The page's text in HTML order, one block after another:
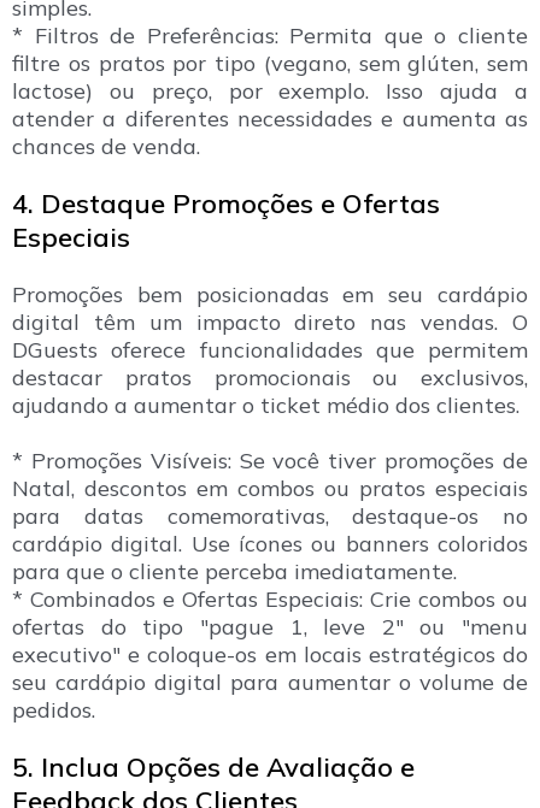
simples.
* Filtros de Preferências: Permita que o cliente
filtre os pratos por tipo (vegano, sem glúten, sem
lactose) ou preço, por exemplo. Isso ajuda a
atender a diferentes necessidades e aumenta as
chances de venda.
4. Destaque Promoções e Ofertas
Especiais
Promoções bem posicionadas em seu cardápio
digital têm um impacto direto nas vendas. O
DGuests oferece funcionalidades que permitem
destacar pratos promocionais ou exclusivos,
ajudando a aumentar o ticket médio dos clientes.
* Promoções Visíveis: Se você tiver promoções de
Natal, descontos em combos ou pratos especiais
para datas comemorativas, destaque-os no
cardápio digital. Use ícones ou banners coloridos
para que o cliente perceba imediatamente.
* Combinados e Ofertas Especiais: Crie combos ou
ofertas do tipo "pague 1, leve 2" ou "menu
executivo" e coloque-os em locais estratégicos do
seu cardápio digital para aumentar o volume de
pedidos.
5. Inclua Opções de Avaliação e
Feedback dos Clientes